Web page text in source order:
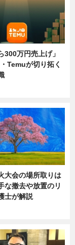
300万円売上げ」
Temuが切り拓く
大会の場所取りは
な撤去や放置のリ
士が解説